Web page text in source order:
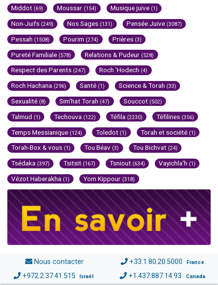
Middot (69) Moussar (154) Musique juive (1)
Non-Juifs (249) Nos Sages (131) Pensée Juive (3087)
Pessah (1508) Pourim (274) Prières (3)
Pureté Familiale (578) Relations & Pudeur (528)
Respect des Parents (247) Roch 'Hodech (4)
Roch Hachana (296) Santé (1) Science & Torah (33)
Sexualité (8) Sim'hat Torah (47) Souccot (502)
Talmud (1) Techouva (122) Téfila (2230) Téfilines (356)
Temps Messianique (124) Toledot (1) Torah et société (1)
Torah-Box & vous (1) Tou Béav (3) Tou Bichvat (24)
Tsédaka (397) Tsitsit (167) Tsniout (634) Vayichla'h (1)
Vézot Haberakha (1) Yom Kippour (318)
Nous contacter +33.1.80.20.5000 France
+972.2.37.41.515 Israël +1.437.887.14.93 Canada